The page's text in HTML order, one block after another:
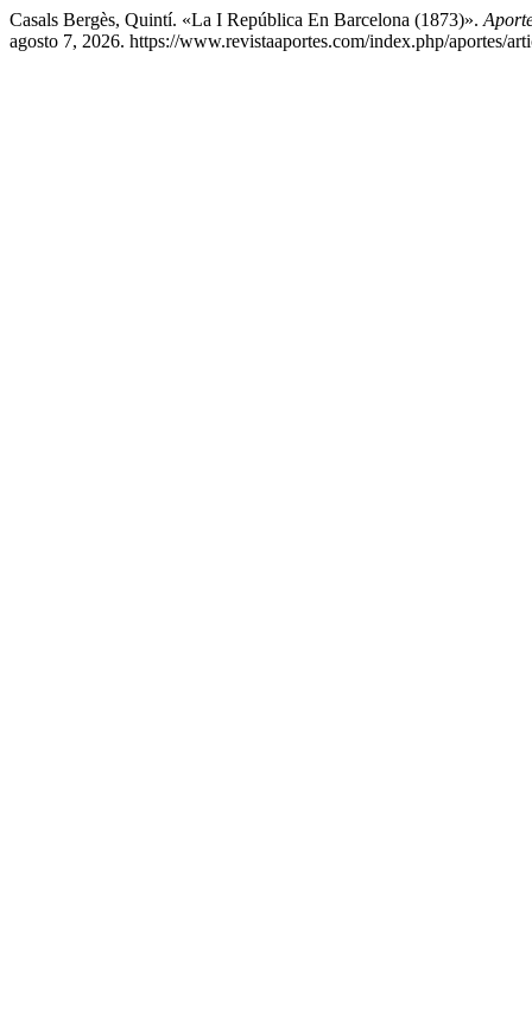
Casals Bergès, Quintí. «La I República En Barcelona (1873)».
agosto 7, 2026. https://www.revistaaportes.com/index.php/aportes/